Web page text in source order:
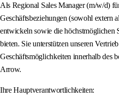
Als Regional Sales Manager (m/w/d)
Geschäftsbeziehungen (sowohl extern
entwickeln sowie die höchstmöglichen
bieten. Sie unterstützen unseren
Geschäftsmöglichkeiten innerhalb des
Arrow.
Ihre Hauptverantwortlichkeiten: